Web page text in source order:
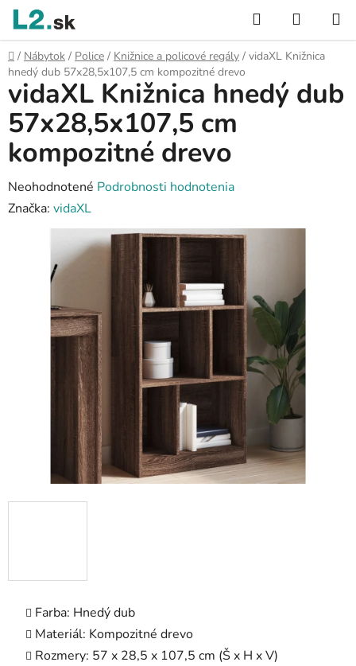
Prejsť
obsah
Hľadať
KOŠÍK
Domov
/ Nábytok / Police / Knižnice a policové regály / vidaXL Knižnica
hnedý dub 57x28,5x107,5 cm kompozitné drevo
Farba: Hnedý dub
Materiál: Kompozitné drevo
Rozmery: 57 x 28,5 x 107,5 cm (Š x H x V)
vidaXL Knižnica hnedý dub
57x28,5x107,5 cm
kompozitné drevo
Priemerné
hodnotenie
produktu
hviezdičiek.
Neohodnotené Podrobnosti hodnotenia
Značka: vidaXL